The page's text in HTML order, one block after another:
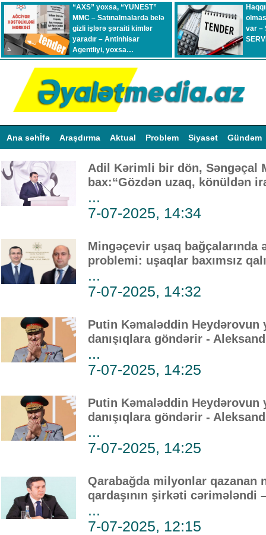
“AXS” yoxsa, “YUNEST”
MMC – Satınalmalarda belə
gizli işlərə şəraiti kimlər
yaradır – Antinhisar
Agentliyi, yoxsa…
var –
Ana səhİfə Araşdırma Aktual Problem Siyasət Gündəm
Adil Kərimli bir dön, Səngəçal
bax:“Gözdən uzaq, könüldən
...
7-07-2025, 14:34
Mingəçevir uşaq bağçalarında
problemi: uşaqlar baxımsız
...
7-07-2025, 14:32
Putin Kəmaləddin Heydərovun
danışıqlara göndərir -
...
7-07-2025, 14:25
Putin Kəmaləddin Heydərovun
danışıqlara göndərir -
...
7-07-2025, 14:25
Qarabağda milyonlar qazanan
qardaşının şirkəti cərimələndi
...
7-07-2025, 12:15